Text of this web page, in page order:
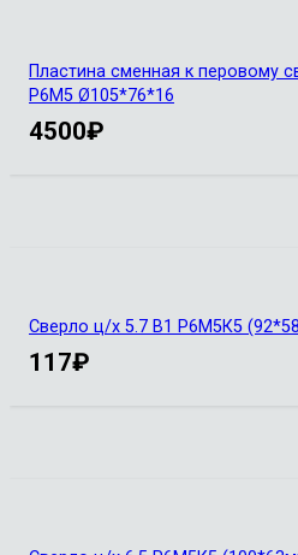
Пластина сменная к перовому
Р6М5 Ø105*76*16
4500₽
Сверло ц/х 5.7 В1 Р6М5К5
117₽